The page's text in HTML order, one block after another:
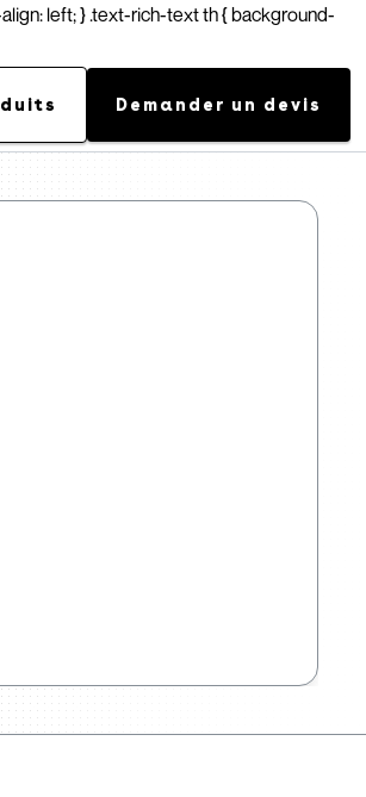
left; } .text-rich-text th { background-
Demander un devis